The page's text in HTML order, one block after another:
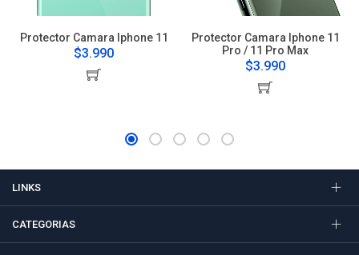
Protector Camara Iphone 11
$3.990
Protector Camara Iphone 11
Pro / 11 Pro Max
$3.990
LINKS
CATEGORIAS